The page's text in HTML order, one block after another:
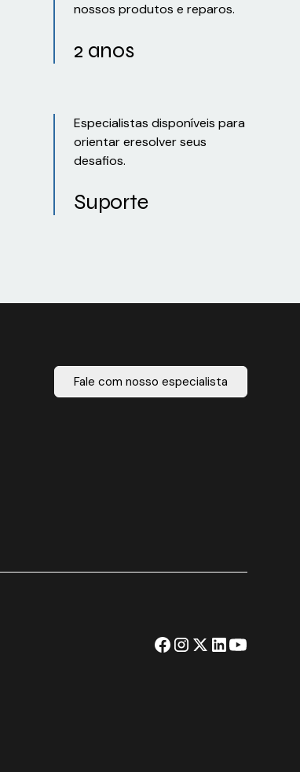
nossos produtos e reparos.
2 anos
Especialistas disponíveis para
orientar eresolver seus
desafios.
Suporte
Fale com nosso especialista